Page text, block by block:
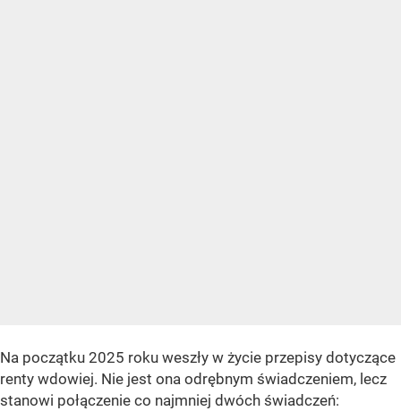
Na początku 2025 roku weszły w życie przepisy dotyczące
renty wdowiej. Nie jest ona odrębnym świadczeniem, lecz
stanowi połączenie co najmniej dwóch świadczeń: